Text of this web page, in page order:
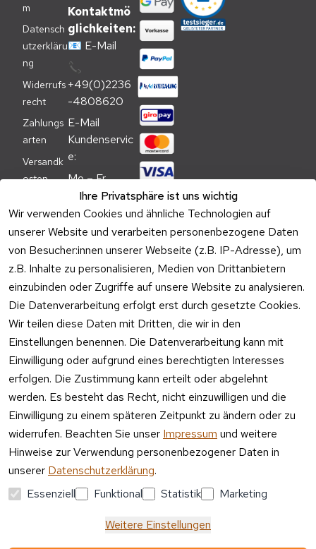
Ihre Privatsphäre ist uns wichtig
Wir verwenden Cookies und ähnliche Technologien auf
unserer Website und verarbeiten personenbezogene Daten
von Besucher:innen unserer Webseite (z.B. IP-Adresse), um
z.B. Inhalte zu personalisieren, Medien von Drittanbietern
einzubinden oder Zugriffe auf unsere Website zu analysieren.
Die Datenverarbeitung erfolgt erst durch gesetzte Cookies.
Wir teilen diese Daten mit Dritten, die wir in den
Einstellungen benennen. Die Datenverarbeitung kann mit
Einwilligung oder aufgrund eines berechtigten Interesses
erfolgen. Die Zustimmung kann erteilt oder abgelehnt
werden. Es besteht das Recht, nicht einzuwilligen und die
Einwilligung zu einem späteren Zeitpunkt zu ändern oder zu
widerrufen. Beachten Sie unser Impressum und weitere
Hinweise zur Verwendung personenbezogener Daten in
unserer Datenschutzerklärung.
Essenziell
Funktional Statistik Marketing
Weitere Einstellungen
m
Datensch
utzerkläru
ng
Widerrufs
recht
Zahlungs
arten
Versandk
osten
nweis
Verpacku
ngshinwei
se
Altgeräte
-
Entsorgu
ng
Vertrag
widerrufen
Kontaktmö
glichkeiten:
📧 E-Mail
📞
+49(0)2236
-4808620
E-Mail
Kundenservic
e:
Mo – Fr
09:00 –
17:00 Uhr
Telefon
Kundenservic
e:
Mo – Fr 11:00
– 15:00 Uhr
Versa
ndpa
rtner